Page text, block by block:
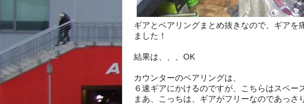
ギアとベアリングまとめ抜きなので、ギアを
ました！
結果は、、、OK
カウンターのベアリングは、
６速ギアにかけるのですが、こちらはスペー
まあ、こっちは、ギアがフリーなのであっさ